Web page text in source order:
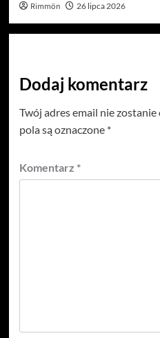
Rimmön 26 lipca 2026
Dodaj komentarz
Twój adres email nie
pola są oznaczone *
Komentarz *